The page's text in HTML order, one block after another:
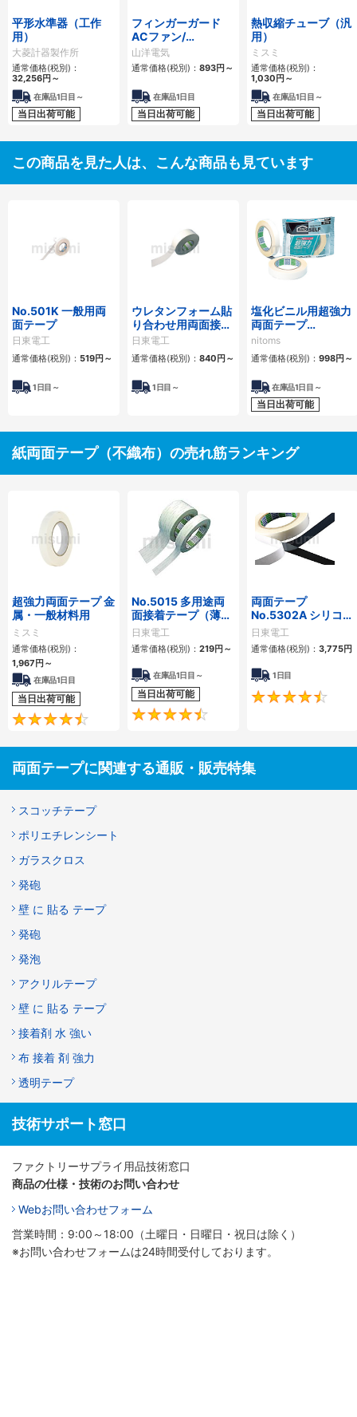
平形水準器（工作
用）
大菱計器製作所
通常価格(税別)：
32,256円 ～
在庫品1日目～
当日出荷可能
フィンガーガード
ACファン/
□160mm用
山洋電気
通常価格(税別)： 893円 ～
在庫品1日目
当日出荷可能
熱収縮チューブ（汎
用）
ミスミ
通常価格(税別)：
1,030円 ～
在庫品1日目～
当日出荷可能
この商品を見た人は、こんな商品も見ています
No.501K 一般用両
面テープ
日東電工
通常価格(税別)： 519円 ～
1日目～
ウレタンフォーム貼
り合わせ用両面接着
テープ No.501L
日東電工
通常価格(税別)： 840円 ～
1日目～
塩化ビニル用超強力
両面テープ
No.501MN
（J0980）
nitoms
通常価格(税別)： 998円 ～
在庫品1日目～
当日出荷可能
紙両面テープ（不織布）の売れ筋ランキング
超強力両面テープ 金
属・一般材料用
ミスミ
通常価格(税別)：
1,967円 ～
在庫品1日目
当日出荷可能
4.7
No.5015 多用途両
面接着テープ（薄手
強粘着）
日東電工
通常価格(税別)： 219円 ～
在庫品1日目～
当日出荷可能
両面テープ
No.5302A シリコー
ンゴム接着用
日東電工
通常価格(税別)： 3,775円
1日目
両面テープに関連する通販・販売特集
スコッチテープ
ポリエチレンシート
ガラスクロス
発砲
壁 に 貼る テープ
発砲
発泡
アクリルテープ
壁 に 貼る テープ
接着剤 水 強い
布 接着 剤 強力
透明テープ
技術サポート窓口
ファクトリーサプライ用品技術窓口
商品の仕様・技術のお問い合わせ
Webお問い合わせフォーム
営業時間：9:00～18:00（土曜日・日曜日・祝日は除く）
※お問い合わせフォームは24時間受付しております。